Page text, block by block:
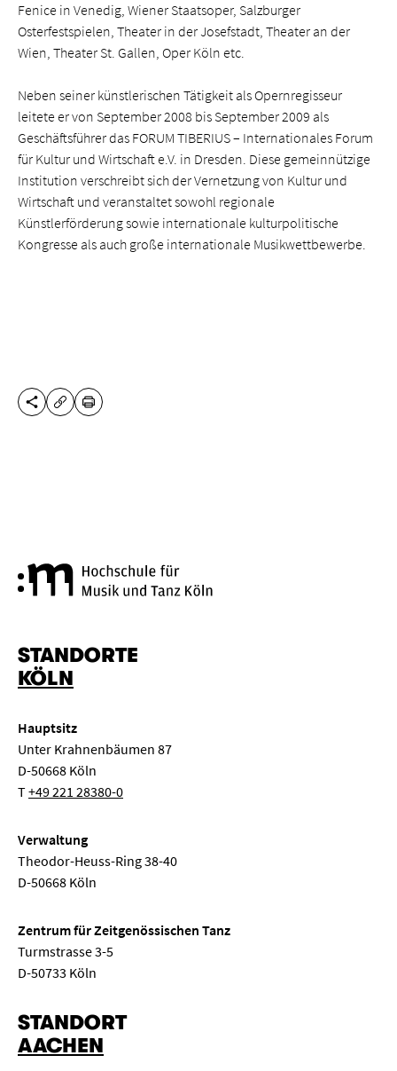
Fenice in Venedig, Wiener Staatsoper, Salzburger
Osterfestspielen, Theater in der Josefstadt, Theater an der
Wien, Theater St. Gallen, Oper Köln etc.
Neben seiner künstlerischen Tätigkeit als Opernregisseur
leitete er von September 2008 bis September 2009 als
Geschäftsführer das FORUM TIBERIUS – Internationales Forum
für Kultur und Wirtschaft e.V. in Dresden. Diese gemeinnützige
Institution verschreibt sich der Vernetzung von Kultur und
Wirtschaft und veranstaltet sowohl regionale
Künstlerförderung sowie internationale kulturpolitische
Kongresse als auch große internationale Musikwettbewerbe.
DIESE SEITE TEILEN
URL KOPIEREN
DRUCKEN
STANDORTE
KÖLN
Hauptsitz
Unter Krahnenbäumen 87
D-50668 Köln
T+49 221 28380-0
Verwaltung
Theodor-Heuss-Ring 38-40
D-50668 Köln
Zentrum für Zeitgenössischen Tanz
Turmstrasse 3-5
D-50733 Köln
STANDORT
AACHEN